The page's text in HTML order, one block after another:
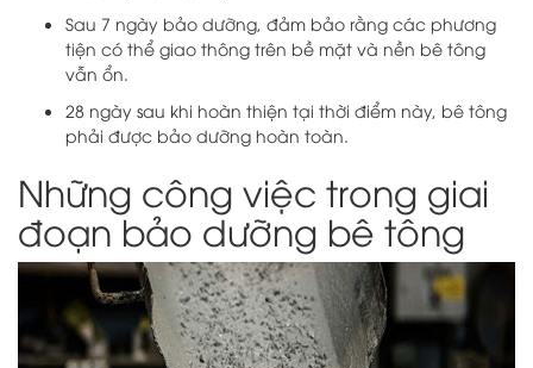
Sau 7 ngày bảo dưỡng, đảm bảo rằng các phương
tiện có thể giao thông trên bề mặt và nền bê tông
vẫn ổn.
28 ngày sau khi hoàn thiện tại thời điểm này, bê tông
phải được bảo dưỡng hoàn toàn.
Những công việc trong giai
đoạn bảo dưỡng bê tông